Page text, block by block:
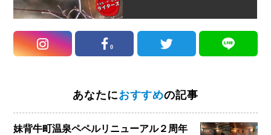
0
あなたにおすすめの記事
妹背牛町温泉ペペルリニューアル２周年